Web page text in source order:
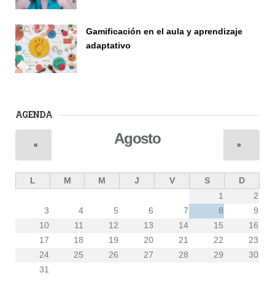
Gamificación en el aula y aprendizaje
adaptativo
AGENDA
Agosto
« »
L M M J V S
D
1
2
3
4 5 6 7 8
9
10
11 12 13 14 15
16
17
18 19 20 21 22
23
24
25 26 27 28 29
30
31